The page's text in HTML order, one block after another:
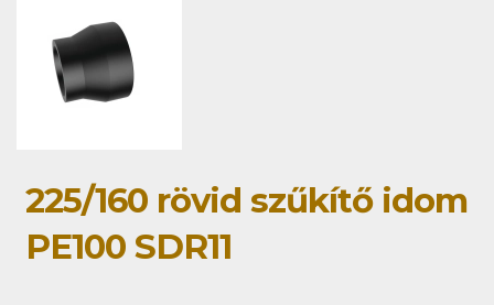
225/160 rövid szűkítő idom
PE100 SDR11